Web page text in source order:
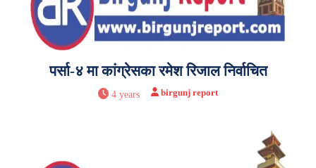
पर्सा-४ मा कांग्रेसका रमेश रिजाल निर्वाचित
4 years birgunj report